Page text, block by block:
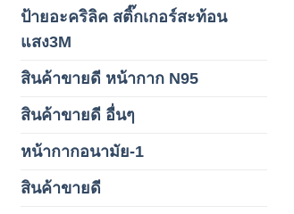
ป้ายอะคริลิค สติ๊กเกอร์สะท้อน
แสง3M
สินค้าขายดี หน้ากาก N95
สินค้าขายดี อื่นๆ
หน้ากากอนามัย-1
สินค้าขายดี